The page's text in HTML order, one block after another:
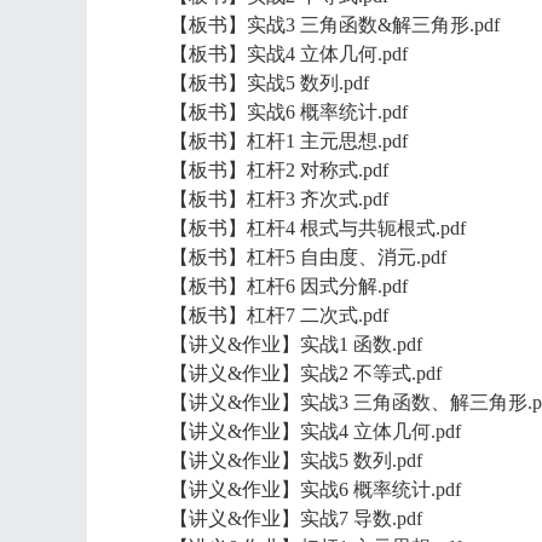
【板书】实战3 三角函数&解三角形.pdf
【板书】实战4 立体几何.pdf
【板书】实战5 数列.pdf
【板书】实战6 概率统计.pdf
【板书】杠杆1 主元思想.pdf
【板书】杠杆2 对称式.pdf
【板书】杠杆3 齐次式.pdf
【板书】杠杆4 根式与共轭根式.pdf
【板书】杠杆5 自由度、消元.pdf
【板书】杠杆6 因式分解.pdf
【板书】杠杆7 二次式.pdf
【讲义&作业】实战1 函数.pdf
【讲义&作业】实战2 不等式.pdf
【讲义&作业】实战3 三角函数、解三角形
【讲义&作业】实战4 立体几何.pdf
【讲义&作业】实战5 数列.pdf
【讲义&作业】实战6 概率统计.pdf
【讲义&作业】实战7 导数.pdf